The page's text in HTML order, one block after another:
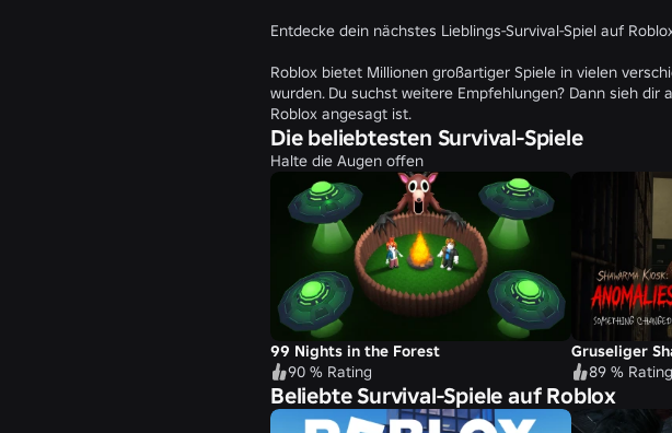
Entdecke dein nächstes Lieblings-Survival-Spiel auf
Roblox bietet Millionen großartiger Spiele in vielen
wurden. Du suchst weitere Empfehlungen? Dann sieh dir
Roblox angesagt ist.
Die beliebtesten Survival-Spiele
Halte die Augen offen
99 Nights in the Forest
90 % Rating
89 % Rating
Beliebte Survival-Spiele auf Roblox